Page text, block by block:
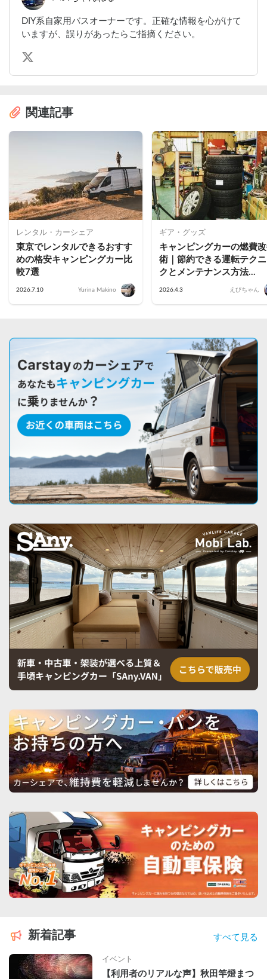
DIY系自家用バスオーナーです。正確な情報を心がけて
いますが、誤りがあったらご指摘ください。
関連記事
レンタル・カーシェア
東京でレンタルできるおすす
めの格安キャンピングカー比
較7選
2026.7.10 Yurina Makino
ギア・グッズ
キャンピングカーの燃費
術｜節約できる運転テク
クとメンテナンス方法
2026.4.3 えびちゃん
新着記事 すべて見る
イベント
【利用者のリアルな声】秋田竿燈まつ